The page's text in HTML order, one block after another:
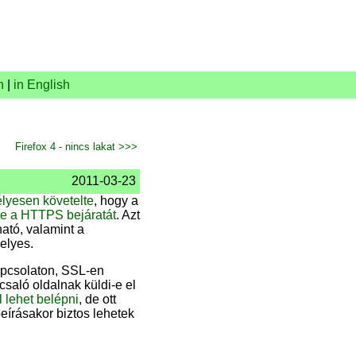
in English
Firefox 4 - nincs lakat >>>
2011-03-23
követelte, hogy a
a HTTPS bejáratát. Azt
valamint a
SSL-en
oldalnak küldi-e el
lehet belépni, de ott
biztos lehetek